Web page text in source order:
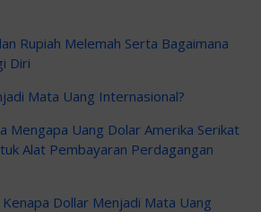
Rupiah Melemah Serta Bagaimana
Diri
Mata Uang Internasional?
Mengapa Uang Dolar Amerika Serikat
Alat Pembayaran Perdagangan
Dollar Menjadi Mata Uang